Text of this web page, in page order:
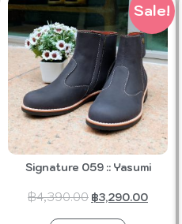
Sale!
Signature 059 :: Yasumi
฿4,390.00 ฿3,290.00